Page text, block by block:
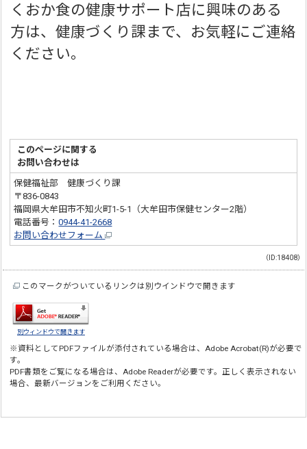
くおか食の健康サポート店に興味のある
方は、健康づくり課まで、お気軽にご連絡
ください。
このページに関する
お問い合わせは
保健福祉部 健康づくり課
〒836-0843
福岡県大牟田市不知火町1-5-1（大牟田市保健センター2階）
電話番号：0944-41-2668
お問い合わせフォーム
（ID:18408）
このマークがついているリンクは別ウインドウで開きます
別ウィンドウで開きます
※資料としてPDFファイルが添付されている場合は、Adobe Acrobat(R)が必要で
す。
PDF書類をご覧になる場合は、Adobe Readerが必要です。正しく表示されない
場合、最新バージョンをご利用ください。